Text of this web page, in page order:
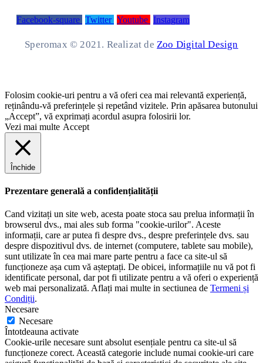
Facebook-square Twitter Youtube Instagram
Speromax © 2021. Realizat deZoo Digital Design
Folosim cookie-uri pentru a vă oferi cea mai relevantă experiență,
reținându-vă preferințele și repetând vizitele. Prin apăsarea butonului
„Accept”, vă exprimați acordul asupra folosirii lor.
Vezi mai multe Accept
Închide
Prezentare generală a confidențialității
Cand vizitați un site web, acesta poate stoca sau prelua informații în
browserul dvs., mai ales sub forma "cookie-urilor". Aceste
informații, care ar putea fi despre dvs., despre preferințele dvs. sau
despre dispozitivul dvs. de internet (computere, tablete sau mobile),
sunt utilizate în cea mai mare parte pentru a face ca site-ul să
funcționeze așa cum vă așteptați. De obicei, informațiile nu vă pot fi
identificate personal, dar pot fi utilizate pentru a vă oferi o experiență
web mai personalizată. Aflați mai multe in sectiunea de Termeni și
Condiții.
Necesare
Necesare
Întotdeauna activate
Cookie-urile necesare sunt absolut esențiale pentru ca site-ul să
funcționeze corect. Această categorie include numai cookie-uri care